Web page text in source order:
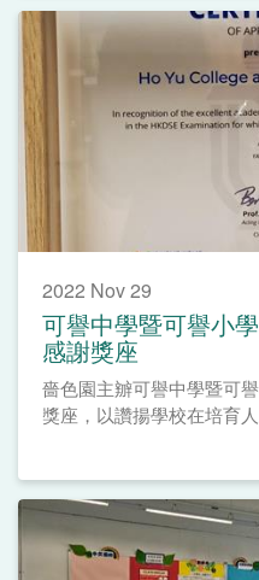
2022 Nov 29
可譽中學暨可譽小
感謝獎座
嗇色園主辧可譽中學暨可
獎座，以讚揚學校在培育